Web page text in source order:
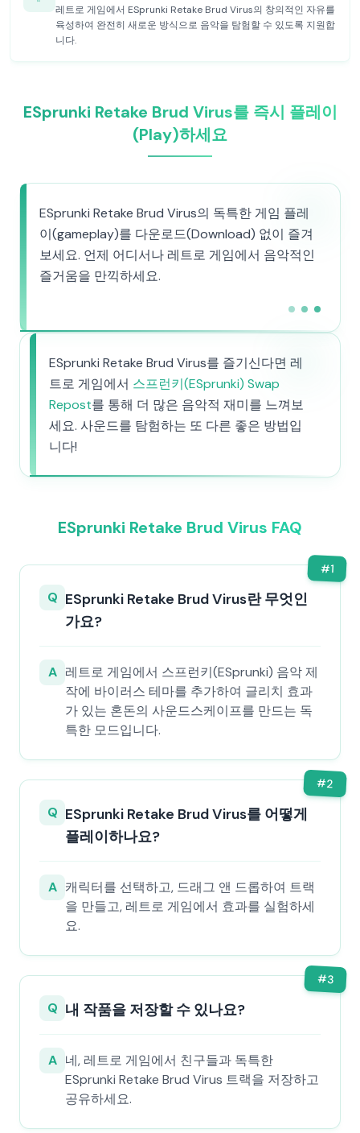
레트로 게임에서 ESprunki Retake Brud Virus의 창의적인 자유를
육성하여 완전히 새로운 방식으로 음악을 탐험할 수 있도록 지원합
니다.
ESprunki Retake Brud Virus를 즉시 플레이
(Play)하세요
ESprunki Retake Brud Virus의 독특한 게임 플레
이(gameplay)를 다운로드(Download) 없이 즐겨
보세요. 언제 어디서나 레트로 게임에서 음악적인
즐거움을 만끽하세요.
ESprunki Retake Brud Virus를 즐기신다면 레
트로 게임에서 스프런키(ESprunki) Swap
Repost를 통해 더 많은 음악적 재미를 느껴보
세요. 사운드를 탐험하는 또 다른 좋은 방법입
니다!
ESprunki Retake Brud Virus FAQ
#1
Q ESprunki Retake Brud Virus란 무엇인
가요?
A 레트로 게임에서 스프런키(ESprunki) 음악 제
작에 바이러스 테마를 추가하여 글리치 효과
가 있는 혼돈의 사운드스케이프를 만드는 독
특한 모드입니다.
#2
Q ESprunki Retake Brud Virus를 어떻게
플레이하나요?
A 캐릭터를 선택하고, 드래그 앤 드롭하여 트랙
을 만들고, 레트로 게임에서 효과를 실험하세
요.
#3
Q 내 작품을 저장할 수 있나요?
A 네, 레트로 게임에서 친구들과 독특한
ESprunki Retake Brud Virus 트랙을 저장하고
공유하세요.